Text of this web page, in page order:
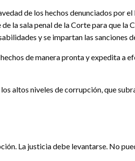
de los hechos denunciados por
la sala penal de la Corte para que la
y se impartan las sanciones
de manera pronta y expedita a
altos niveles de corrupción, que
La justicia debe levantarse. No